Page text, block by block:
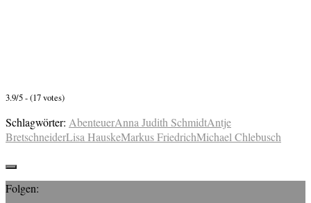
3.9/5 - (17 votes)
Schlagwörter: AbenteuerAnna Judith SchmidtAntje
BretschneiderLisa HauskeMarkus FriedrichMichael Chlebusch
Folgen: